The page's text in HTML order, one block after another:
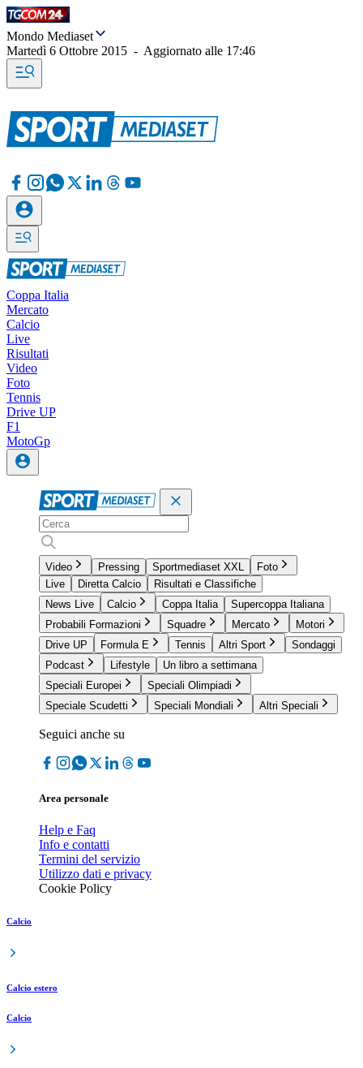
Mondo Mediaset
Martedì 6 Ottobre 2015 - Aggiornato alle 17:46
Coppa Italia
Mercato
Calcio
Live
Risultati
Video
Foto
Tennis
Drive UP
F1
MotoGp
Video Pressing Sportmediaset XXL
Foto
Live
Diretta Calcio
Risultati e Classifiche
News Live
Calcio Coppa Italia
Supercoppa Italiana
Probabili Formazioni
Squadre Mercato
Motori
Drive UP
Formula E Tennis Altri Sport
Sondaggi
Podcast
Lifestyle
Un libro a settimana
Speciali Europei
Speciali Olimpiadi
Speciale Scudetti
Speciali Mondiali Altri Speciali
Seguici anche su
Area personale
Help e Faq
Info e contatti
Termini del servizio
Utilizzo dati e privacy
Cookie Policy
Calcio
Calcio estero
Calcio